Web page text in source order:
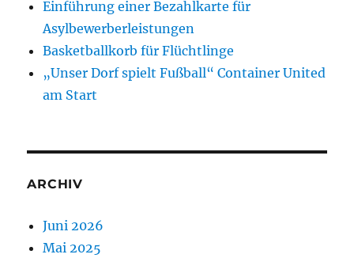
Einführung einer Bezahlkarte für
Asylbewerberleistungen
Basketballkorb für Flüchtlinge
„Unser Dorf spielt Fußball“ Container United
am Start
ARCHIV
Juni 2026
Mai 2025